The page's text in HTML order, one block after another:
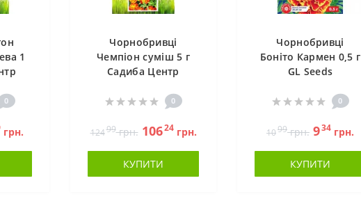
1
0
грн.
Чорнобривці
Чемпіон суміш 5 г
Садиба Центр
0
12499грн. 10624грн.
КУПИТИ
Чорнобривці
Боніто Кармен 0,5 г
GL Seeds
0
1099грн. 934 грн.
КУПИТИ